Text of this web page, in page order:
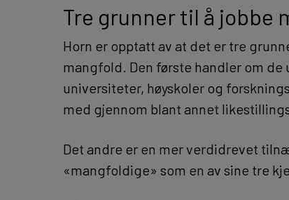
Tre grunner til å jobbe
Horn er opptatt av at det er tre
mangfold. Den første handler om
universiteter, høyskoler og
med gjennom blant annet
Det andre er en mer verdidrevet
«mangfoldige» som en av sine tre